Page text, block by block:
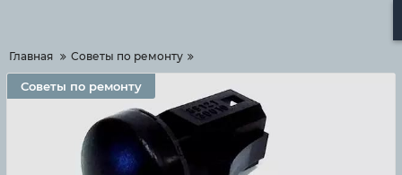
Главная Советы по ремонту
Советы по ремонту